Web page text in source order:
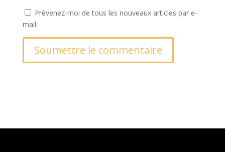
Prévenez-moi de tous les nouveaux articles par e-
mail.
Soumettre le commentaire